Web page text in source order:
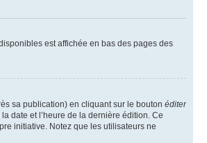
est affichée en bas des pages des
sa publication) en cliquant sur le bouton éditer
date et l’heure de la dernière édition. Ce
initiative. Notez que les utilisateurs ne